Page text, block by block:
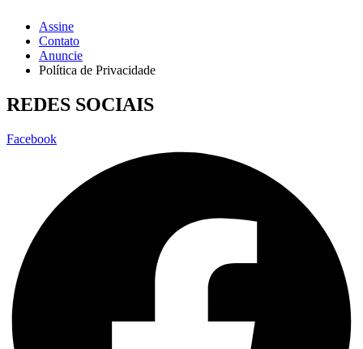
Assine
Contato
Anuncie
Política de Privacidade
REDES SOCIAIS
Facebook